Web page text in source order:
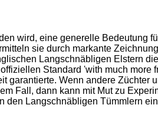
wird, eine generelle Bedeutung
sie durch markante
Langschnäbligen Elstern
Standard 'with much more
garantierte. Wenn andere Züchter
Fall, dann kann mit Mut zu
den Langschnäbligen Tümmlern